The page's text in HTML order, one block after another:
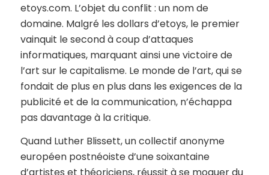
etoys.com. L’objet du conflit : un nom de
domaine. Malgré les dollars d’etoys, le premier
vainquit le second à coup d’attaques
informatiques, marquant ainsi une victoire de
l’art sur le capitalisme. Le monde de l’art, qui se
fondait de plus en plus dans les exigences de la
publicité et de la communication, n’échappa
pas davantage à la critique.
Quand Luther Blissett, un collectif anonyme
européen postnéoiste d’une soixantaine